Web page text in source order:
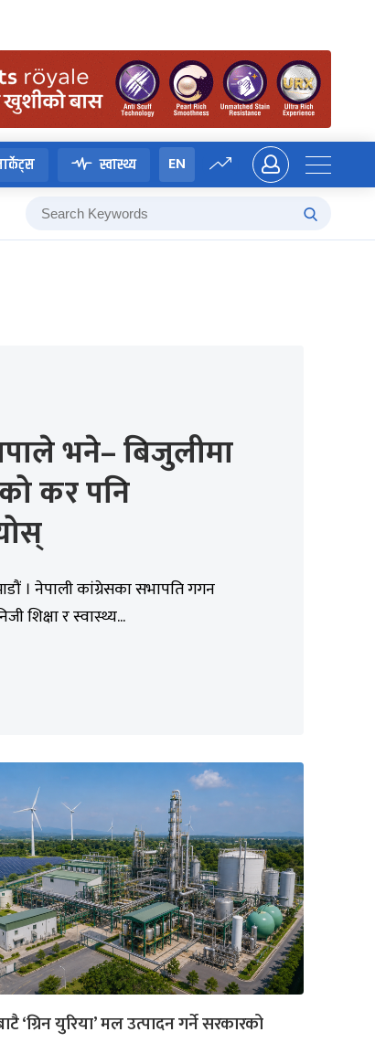
स्वास्थ्य EN
भने– बिजुलीमा
कर पनि
। नेपाली कांग्रेसका सभापति गगन
शिक्षा र स्वास्थ्य...
‘ग्रिन युरिया’ मल उत्पादन गर्ने सरकारको